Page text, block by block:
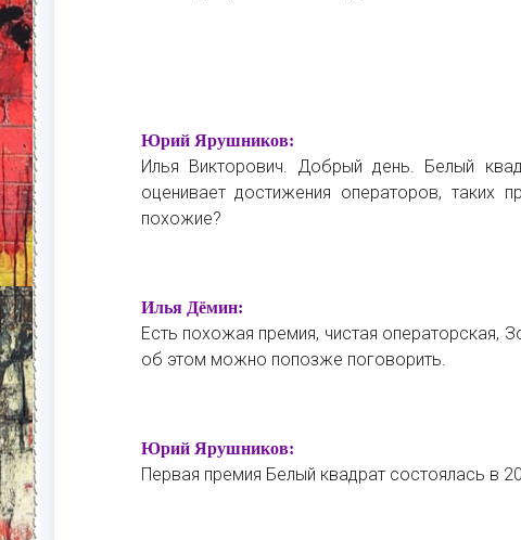
Юрий Ярушников:
Илья Викторович. Добрый день. Белый
оценивает достижения операторов,
похожие?
Илья Дёмин:
Есть похожая премия, чистая операторская,
об этом можно попозже поговорить.
Юрий Ярушников:
Первая премия Белый квадрат состоялась в